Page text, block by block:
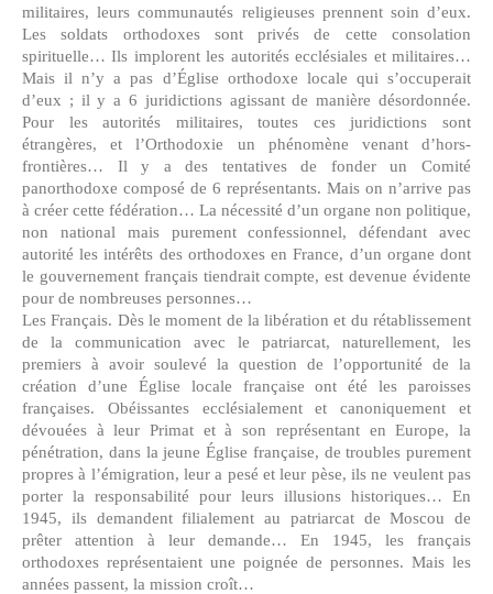
militaires, leurs communautés religieuses prennent soin d’eux.
Les soldats orthodoxes sont privés de cette consolation
spirituelle… Ils implorent les autorités ecclésiales et militaires…
Mais il n’y a pas d’Église orthodoxe locale qui s’occuperait
d’eux ; il y a 6 juridictions agissant de manière désordonnée.
Pour les autorités militaires, toutes ces juridictions sont
étrangères, et l’Orthodoxie un phénomène venant d’hors-
frontières… Il y a des tentatives de fonder un Comité
panorthodoxe composé de 6 représentants. Mais on n’arrive pas
à créer cette fédération… La nécessité d’un organe non politique,
non national mais purement confessionnel, défendant avec
autorité les intérêts des orthodoxes en France, d’un organe dont
le gouvernement français tiendrait compte, est devenue évidente
pour de nombreuses personnes…
Les Français. Dès le moment de la libération et du rétablissement
de la communication avec le patriarcat, naturellement, les
premiers à avoir soulevé la question de l’opportunité de la
création d’une Église locale française ont été les paroisses
françaises. Obéissantes ecclésialement et canoniquement et
dévouées à leur Primat et à son représentant en Europe, la
pénétration, dans la jeune Église française, de troubles purement
propres à l’émigration, leur a pesé et leur pèse, ils ne veulent pas
porter la responsabilité pour leurs illusions historiques… En
1945, ils demandent filialement au patriarcat de Moscou de
prêter attention à leur demande… En 1945, les français
orthodoxes représentaient une poignée de personnes. Mais les
années passent, la mission croît…